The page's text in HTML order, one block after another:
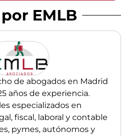
EMLB
de abogados en Madrid
años de experiencia.
especializados en
fiscal, laboral y contable
pymes, autónomos y